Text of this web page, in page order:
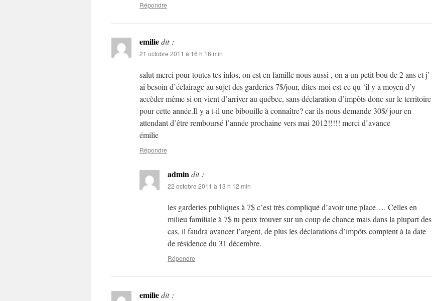
Répondre
emiliedit :
21 octobre 2011 à 16 h 16 min
salut merci pour toutes tes infos, on est en famille nous aussi , on a un petit bou de 2 ans et j’
ai besoin d’éclairage au sujet des garderies 7$/jour, dites-moi est-ce qu ‘il y a moyen d’y
accèder même si on vient d’arriver au québec, sans déclaration d’impôts donc sur le territoire
pour cette année.Il y a t-il une bibouille à connaître? car ils nous demande 30$/ jour en
attendant d’être remboursé l’année prochaine vers mai 2012!!!!! merci d’avance
émilie
Répondre
admindit :
22 octobre 2011 à 13 h 12 min
les garderies publiques à 7$ c’est très compliqué d’avoir une place…. Celles en
milieu familiale à 7$ tu peux trouver sur un coup de chance mais dans la plupart des
cas, il faudra avancer l’argent, de plus les déclarations d’impôts comptent à la date
de résidence du 31 décembre.
Répondre
emiliedit :